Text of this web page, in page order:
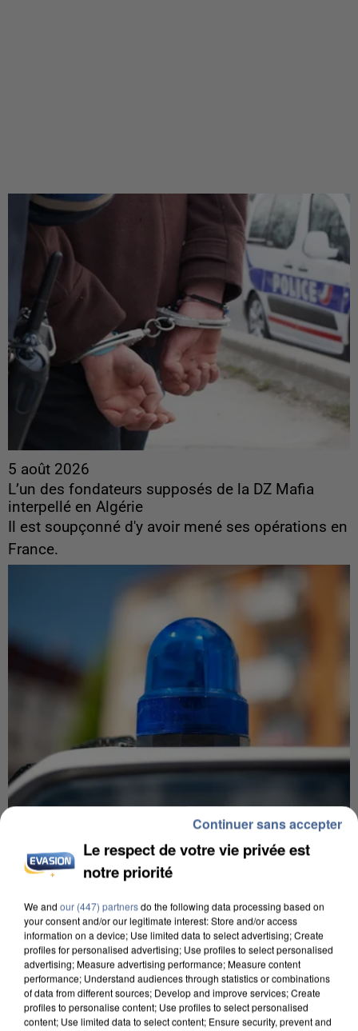
5 août 2026
L’un des fondateurs supposés de la DZ Mafia
interpellé en Algérie
Il est soupçonné d'y avoir mené ses opérations en
France.
5 août 2026
Une enquête ouverte à Marseille après la
découverte d’un enfant de...
Le respect de votre vie privée est
notre priorité
We and our (447) partnersdo the following data processing based on
your consent and/or our legitimate interest: Store and/or access
information on a device; Use limited data to select advertising; Create
profiles for personalised advertising; Use profiles to select personalised
advertising; Measure advertising performance; Measure content
performance; Understand audiences through statistics or combinations
of data from different sources; Develop and improve services; Create
profiles to personalise content; Use profiles to select personalised
content; Use limited data to select content; Ensure security, prevent and
Continuer sans accepter